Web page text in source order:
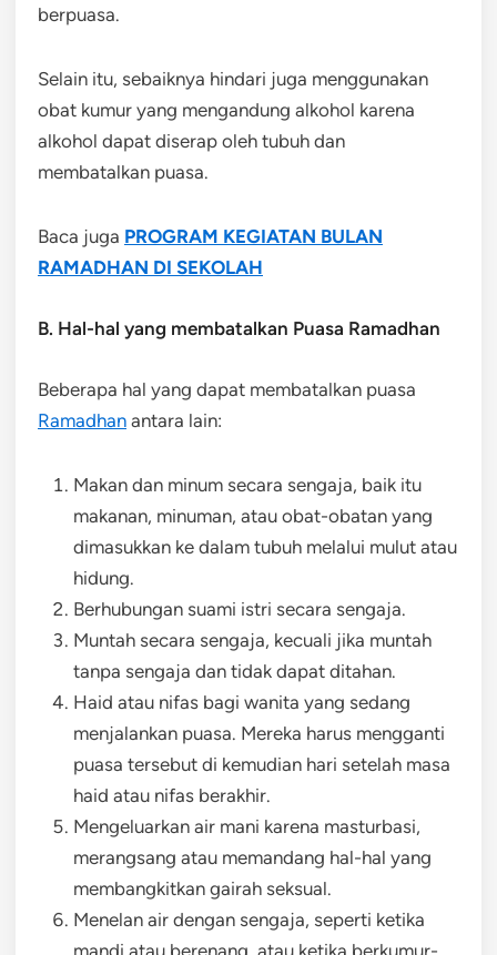
berpuasa.
Selain itu, sebaiknya hindari juga menggunakan
obat kumur yang mengandung alkohol karena
alkohol dapat diserap oleh tubuh dan
membatalkan puasa.
Baca juga PROGRAM KEGIATAN BULAN
RAMADHAN DI SEKOLAH
B. Hal-hal yang membatalkan Puasa Ramadhan
Beberapa hal yang dapat membatalkan puasa
Ramadhan antara lain:
Makan dan minum secara sengaja, baik itu
makanan, minuman, atau obat-obatan yang
dimasukkan ke dalam tubuh melalui mulut atau
hidung.
Berhubungan suami istri secara sengaja.
Muntah secara sengaja, kecuali jika muntah
tanpa sengaja dan tidak dapat ditahan.
Haid atau nifas bagi wanita yang sedang
menjalankan puasa. Mereka harus mengganti
puasa tersebut di kemudian hari setelah masa
haid atau nifas berakhir.
Mengeluarkan air mani karena masturbasi,
merangsang atau memandang hal-hal yang
membangkitkan gairah seksual.
Menelan air dengan sengaja, seperti ketika
mandi atau berenang, atau ketika berkumur-